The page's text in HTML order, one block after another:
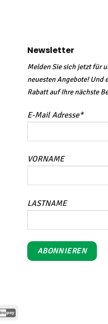
Newsletter
Melden Sie sich jetzt für
neuesten Angebote! Und
Rabatt auf Ihre nächste
E-Mail Adresse*
VORNAME
LASTNAME
GiroPay